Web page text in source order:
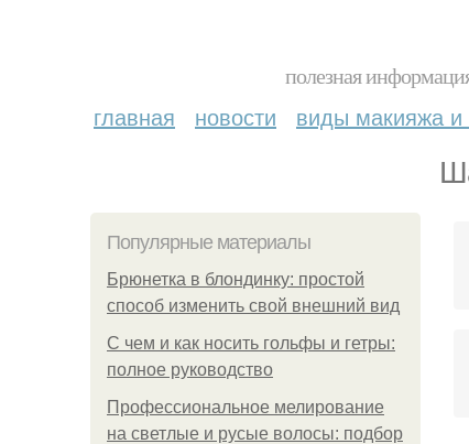
полезная
главная новости виды макияжа и
Популярные материалы
Брюнетка в блондинку: простой
способ изменить свой внешний вид
С чем и как носить гольфы и гетры:
полное руководство
Профессиональное мелирование
на светлые и русые волосы: подбор